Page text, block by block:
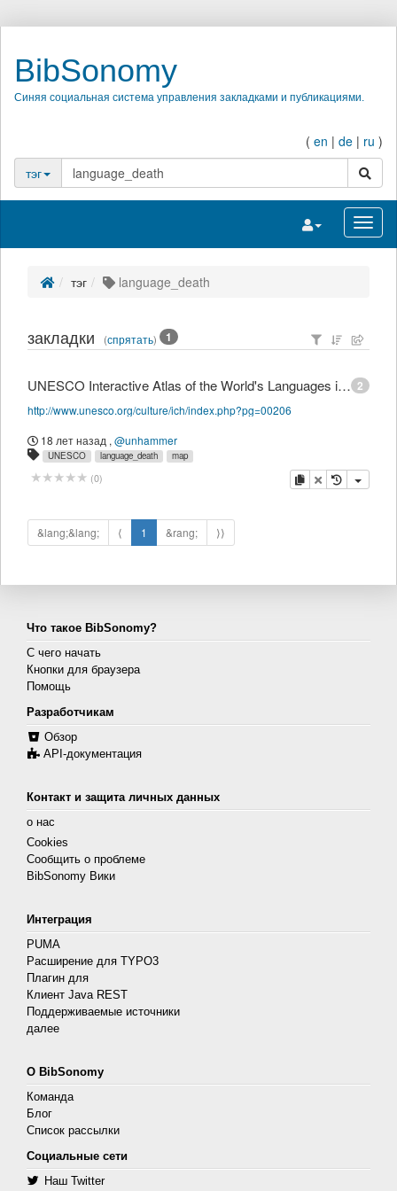
BibSonomy
Синяя социальная система управления закладками и публикациями.
( en | de | ru )
тэг
поиск
Переключить
тэг language_death
закладки (спрятать) 1
2
UNESCO Interactive Atlas of the World's Languages in Danger
http://www.unesco.org/culture/ich/index.php?pg=00206
18 лет назад , @unhammer
UNESCO language_death map
(0) копировать
удалить
&lang;&lang; ⟨ 1 &rang; ⟩⟩
Что такое BibSonomy?
С чего начать
Кнопки для браузера
Помощь
Разработчикам
Обзор
API-документация
Контакт и защита личных данных
о нас
Cookies
Сообщить о проблеме
BibSonomy Вики
Интеграция
PUMA
Расширение для TYPO3
Плагин для
Клиент Java REST
Поддерживаемые источники
далее
О BibSonomy
Команда
Блог
Список рассылки
Социальные сети
Наш Twitter